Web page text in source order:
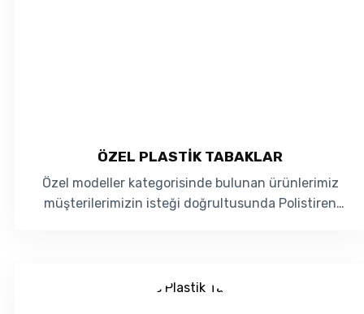
ÖZEL PLASTIK TABAKLAR
Özel modeller kategorisinde bulunan ürünlerimiz
müşterilerimizin isteği doğrultusunda Polistiren